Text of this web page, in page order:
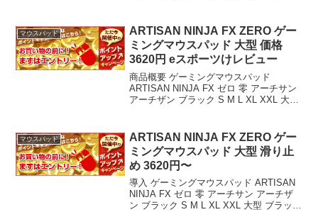
する重要なコンポーネントである。今回
検証対象とするのは、L...
マウスパッド
ARTISAN NINJA FX ZERO ゲー
ミングマウスパッド 大型 価格
3620円 eスポーツけレビュー
商品概要 ゲーミングマウスパッド
ARTISAN NINJA FX ゼロ 零 アーチサン
アーチザン ブラック S M L XL XXL 大型
硬度...
マウスパッド
ARTISAN NINJA FX ZERO ゲー
ミングマウスパッド 大型 滑り止
め 3620円〜
導入 ゲーミングマウスパッド ARTISAN
NINJA FX ゼロ 零 アーチサン アーチザ
ン ブラック S M L XL XXL 大型 ブラック